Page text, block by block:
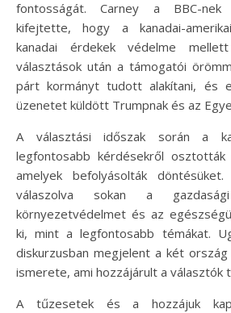
fontosságát. Carney a BBC-
kifejtette, hogy a kanadai-
kanadai érdekek védelme
választások után a támogatói
párt kormányt tudott alakítani, és
üzenetet küldött Trumpnak és az
A választási időszak során a
legfontosabb kérdésekről osztották
amelyek befolyásolták
válaszolva sokan a
környezetvédelmet és az
ki, mint a legfontosabb témákat.
diskurzusban megjelent a két
ismerete, ami hozzájárult a választók
A tűzesetek és a hozzájuk